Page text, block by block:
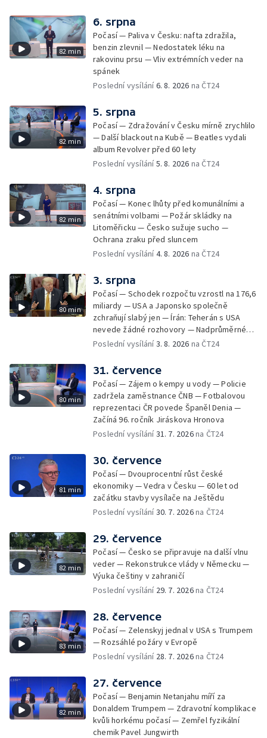
82 min
6. srpna
Počasí — Paliva v Česku: nafta zdražila,
benzin zlevnil — Nedostatek léku na
rakovinu prsu — Vliv extrémních veder na
spánek
Poslední vysílání6. 8. 2026 na ČT24
82 min
5. srpna
Počasí — Zdražování v Česku mírně zrychlilo
— Další blackout na Kubě — Beatles vydali
album Revolver před 60 lety
Poslední vysílání5. 8. 2026 na ČT24
82 min
4. srpna
Počasí — Konec lhůty před komunálními a
senátními volbami — Požár skládky na
Litoměřicku — Česko sužuje sucho —
Ochrana zraku před sluncem
Poslední vysílání4. 8. 2026 na ČT24
80 min
3. srpna
Počasí — Schodek rozpočtu vzrostl na 176,6
miliardy — USA a Japonsko společně
zchraňují slabý jen — Írán: Teherán s USA
nevede žádné rozhovory — Nadprůměrné
množství vos v Česku
Poslední vysílání3. 8. 2026 na ČT24
80 min
31. července
Počasí — Zájem o kempy u vody — Policie
zadržela zaměstnance ČNB — Fotbalovou
reprezentaci ČR povede Španěl Denia —
Začíná 96. ročník Jiráskova Hronova
Poslední vysílání31. 7. 2026na ČT24
81 min
30. července
Počasí — Dvouprocentní růst české
ekonomiky — Vedra v Česku — 60 let od
začátku stavby vysílače na Ještědu
Poslední vysílání30. 7. 2026na ČT24
82 min
29. července
Počasí — Česko se připravuje na další vlnu
veder — Rekonstrukce vlády v Německu —
Výuka češtiny v zahraničí
Poslední vysílání 29. 7. 2026na ČT24
83 min
28. července
Počasí — Zelenskyj jednal v USA s Trumpem
— Rozsáhlé požáry v Evropě
Poslední vysílání 28. 7. 2026na ČT24
82 min
27. července
Počasí — Benjamin Netanjahu míří za
Donaldem Trumpem — Zdravotní komplikace
kvůli horkému počasí — Zemřel fyzikální
chemik Pavel Jungwirth